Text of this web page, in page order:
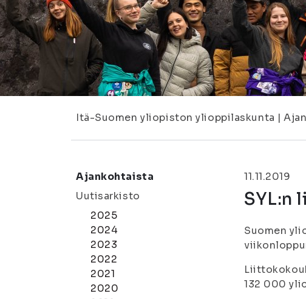
Itä-Suomen yliopiston ylioppilaskunta |
Ajankohtaista
Uutisarkisto
2025
2024
2023
2022
2021
2020
11.11.2019
SYL:n
Suomen
132 000